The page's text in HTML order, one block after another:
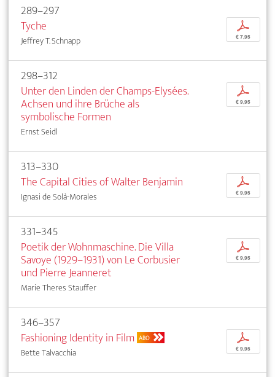
289–297
Tyche
Jeffrey T. Schnapp
p
€ 7,95
298–312
Unter den Linden der Champs-Elysées.
Achsen und ihre Brüche als
symbolische Formen
Ernst Seidl
p
€ 9,95
313–330
The Capital Cities of Walter Benjamin
Ignasi de Solà-Morales
p
€ 9,95
331–345
Poetik der Wohnmaschine. Die Villa
Savoye (1929–1931) von Le Corbusier
und Pierre Jeanneret
Marie Theres Stauffer
p
€ 9,95
346–357
Fashioning Identity in Film ABO
Bette Talvacchia
p
€ 9,95